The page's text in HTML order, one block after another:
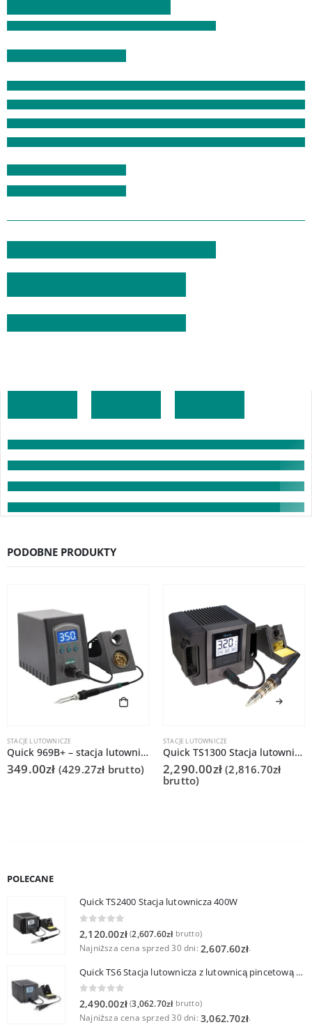
PODOBNE PRODUKTY
STACJE LUTOWNICZE
Quick 969B+ – stacja lutownicza
349.00zł (429.27zł brutto)
STACJE LUTOWNICZE
Quick TS1300 Stacja lutownicza
2,290.00zł (2,816.70zł
brutto)
POLECANE
Quick TS2400 Stacja lutownicza 400W
2,120.00zł (2,607.60złbrutto)
Najniższa cena sprzed 30 dni: 2,607.60zł.
Quick TS6 Stacja lutownicza z lutownicą pincetową 60W
0 out of 5
2,490.00zł (3,062.70złbrutto)
Najniższa cena sprzed 30 dni: 3,062.70zł.